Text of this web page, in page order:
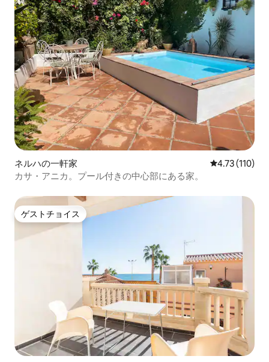
ネルハの一軒家 レビュー110
4.73 (110)
カサ・アニカ。プール付きの中心部にある家。
ゲストチョイス
ゲストチョイス